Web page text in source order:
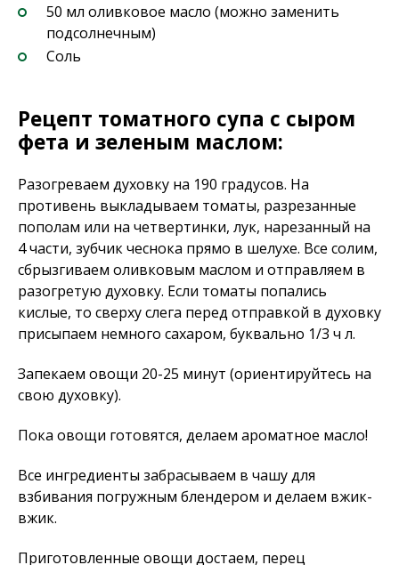
50 мл оливковое масло (можно заменить
подсолнечным)
Соль
Рецепт томатного супа с сыром
фета и зеленым маслом:
Разогреваем духовку на 190 градусов. На
противень выкладываем томаты, разрезанные
пополам или на четвертинки, лук, нарезанный на
4 части, зубчик чеснока прямо в шелухе. Все солим,
сбрызгиваем оливковым маслом и отправляем в
разогретую духовку. Если томаты попались
кислые, то сверху слега перед отправкой в духовку
присыпаем немного сахаром, буквально 1/3 ч л.
Запекаем овощи 20-25 минут (ориентируйтесь на
свою духовку).
Пока овощи готовятся, делаем ароматное масло!
Все ингредиенты забрасываем в чашу для
взбивания погружным блендером и делаем вжик-
вжик.
Приготовленные овощи достаем, перец